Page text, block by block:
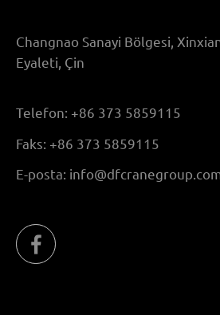
Changnao Sanayi Bölgesi,
Eyaleti, Çin
Telefon: +86 373 5859115
Faks: +86 373 5859115
E-posta: